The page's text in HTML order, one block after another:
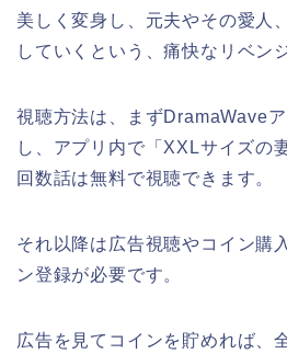
美しく変身し、元夫やその愛人
していくという、痛快なリベン
視聴方法は、まずDramaWave
し、アプリ内で「XXLサイズの
回数話は無料で視聴できます。
それ以降は広告視聴やコイン購
ン登録が必要です。
広告を見てコインを貯めれば、